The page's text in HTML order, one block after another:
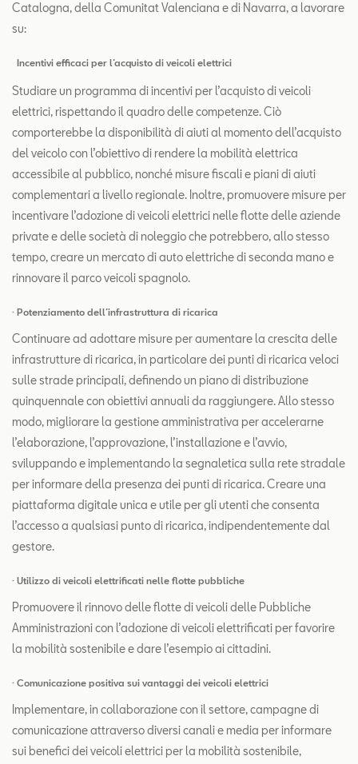
Catalogna, della Comunitat Valenciana e di Navarra, a lavorare
su:
Incentivi efficaci per l’acquisto di veicoli elettrici
Studiare un programma di incentivi per l’acquisto di veicoli
elettrici, rispettando il quadro delle competenze. Ciò
comporterebbe la disponibilità di aiuti al momento dell’acquisto
del veicolo con l’obiettivo di rendere la mobilità elettrica
accessibile al pubblico, nonché misure fiscali e piani di aiuti
complementari a livello regionale. Inoltre, promuovere misure per
incentivare l’adozione di veicoli elettrici nelle flotte delle aziende
private e delle società di noleggio che potrebbero, allo stesso
tempo, creare un mercato di auto elettriche di seconda mano e
rinnovare il parco veicoli spagnolo.
· Potenziamento dell’infrastruttura di ricarica
Continuare ad adottare misure per aumentare la crescita delle
infrastrutture di ricarica, in particolare dei punti di ricarica veloci
sulle strade principali, definendo un piano di distribuzione
quinquennale con obiettivi annuali da raggiungere. Allo stesso
modo, migliorare la gestione amministrativa per accelerarne
l’elaborazione, l’approvazione, l’installazione e l’avvio,
sviluppando e implementando la segnaletica sulla rete stradale
per informare della presenza dei punti di ricarica. Creare una
piattaforma digitale unica e utile per gli utenti che consenta
l’accesso a qualsiasi punto di ricarica, indipendentemente dal
gestore.
· Utilizzo di veicoli elettrificati nelle flotte pubbliche
Promuovere il rinnovo delle flotte di veicoli delle Pubbliche
Amministrazioni con l’adozione di veicoli elettrificati per favorire
la mobilità sostenibile e dare l’esempio ai cittadini.
· Comunicazione positiva sui vantaggi dei veicoli elettrici
Implementare, in collaborazione con il settore, campagne di
comunicazione attraverso diversi canali e media per informare
sui benefici dei veicoli elettrici per la mobilità sostenibile,